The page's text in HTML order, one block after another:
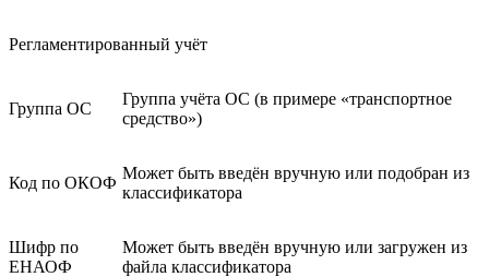
Регламентированный учёт
Группа ОС
Группа учёта ОС (в примере «транспортное
средство»)
Код по ОКОФ
Может быть введён вручную или подобран из
классификатора
Шифр по
ЕНАОФ
Может быть введён вручную или загружен из
файла классификатора